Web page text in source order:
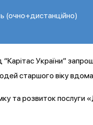
(очно+дистанційно)
України”
старшого віку
та розвиток послуги